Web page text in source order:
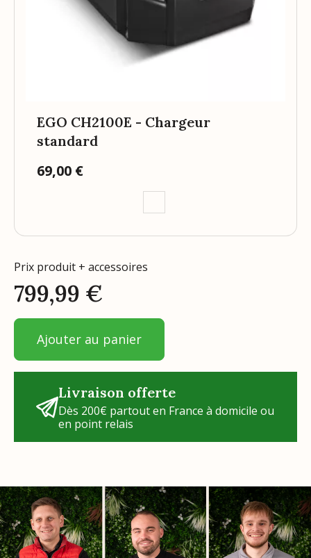
EGO CH2100E - Chargeur
standard
Prix
69,00 €
Livraison offerte
Dès 200€ partout en France à domicile ou
en point relais
Prix produit + accessoires
799,99 €
Ajouter au panier